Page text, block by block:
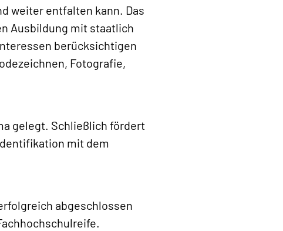
weiter entfalten kann. Das
Ausbildung mit staatlich
berücksichtigen
Fotografie,
gelegt. Schließlich fördert
mit dem
abgeschlossen